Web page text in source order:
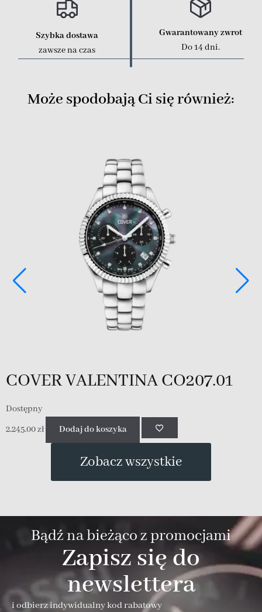
Szybka dostawa
zawsze na czas
Gwarantowany zwrot
Do 14 dni.
Może spodobają Ci się również:
COVER VALENTINA CO207.01
Dostępny
2,245.00zł Dodaj do koszyka
Zobacz wszystkie
Bądź na bieżąco z promocjami
Zapisz się do
newslettera
i odbierz indywidualny kod rabatowy